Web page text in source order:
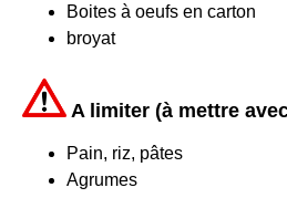
Boites à oeufs en carton
broyat
A limiter (à mettre
Pain, riz, pâtes
Agrumes